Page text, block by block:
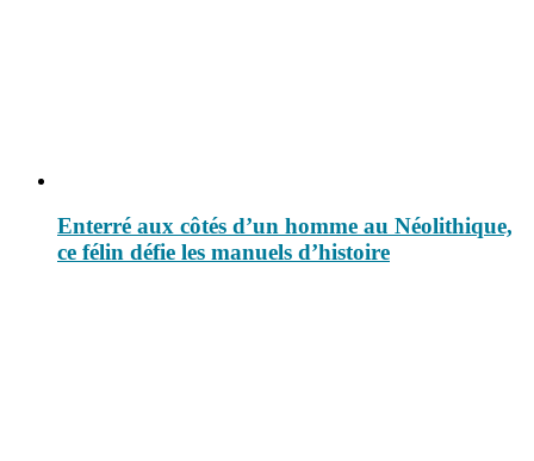
Enterré aux côtés d’un homme au Néolithique,
ce félin défie les manuels d’histoire